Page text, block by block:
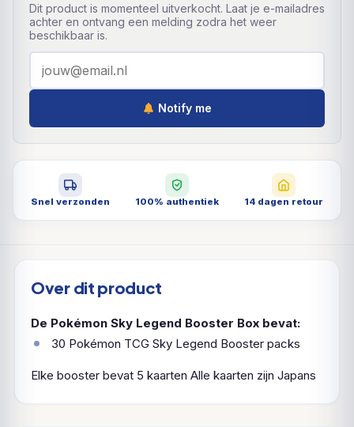
Dit product is momenteel uitverkocht. Laat je e-mailadres
achter en ontvang een melding zodra het weer
beschikbaar is.
Notify me
Snel verzonden 100% authentiek 14 dagen retour
Over dit product
De Pokémon Sky Legend Booster Box bevat:
30 Pokémon TCG Sky Legend Booster packs
Elke booster bevat 5 kaarten Alle kaarten zijn Japans